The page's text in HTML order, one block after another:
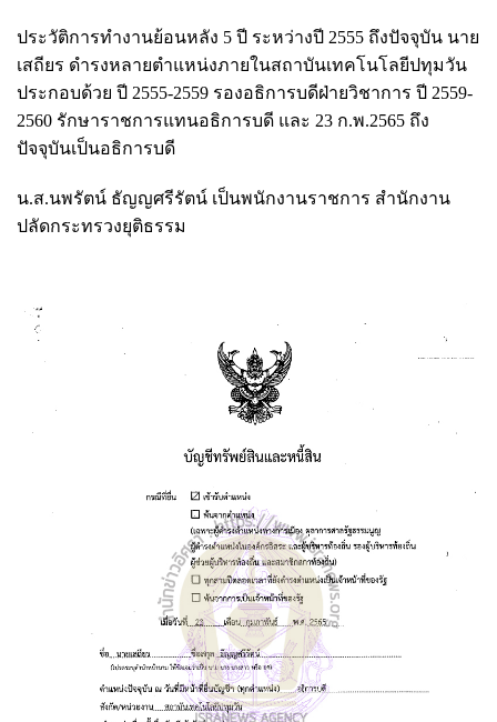
ประวัติการทำงานย้อนหลัง 5 ปี ระหว่างปี 2555 ถึงปัจจุบัน นาย
เสถียร ดำรงหลายตำแหน่งภายในสถาบันเทคโนโลยีปทุมวัน
ประกอบด้วย ปี 2555-2559 รองอธิการบดีฝ่ายวิชาการ ปี 2559-
2560 รักษาราชการแทนอธิการบดี และ 23 ก.พ.2565 ถึง
ปัจจุบันเป็นอธิการบดี
น.ส.นพรัตน์ ธัญญศรีรัตน์ เป็นพนักงานราชการ สำนักงาน
ปลัดกระทรวงยุติธรรม